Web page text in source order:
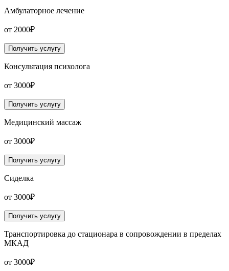
Амбулаторное лечение
от 2000₽
Получить услугу
Консультация психолога
от 3000₽
Получить услугу
Медицинский массаж
от 3000₽
Получить услугу
Сиделка
от 3000₽
Получить услугу
Транспортировка до стационара в сопровождении в пределах
МКАД
от 3000₽